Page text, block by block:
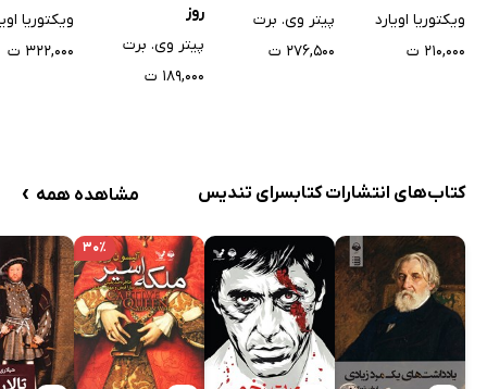
ویکتوریا اویارد
۲۱۰,۰۰۰ ت
پیتر وی. برت
۲۷۶,۵۰۰ ت
روز
پیتر وی. برت
۱۸۹,۰۰۰ ت
ویکتوریا
۳۲۲,۰۰۰ ت
کتاب‌های انتشارات کتابسرای تندیس مشاهده همه ›
۳۰٪